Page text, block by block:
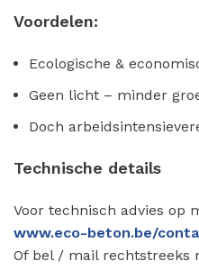
Voordelen:
Ecologische &
Geen licht – minder
Doch
Technische details
Voor technisch advies op
www.eco-beton.be/
Of bel / mail rechtstreeks